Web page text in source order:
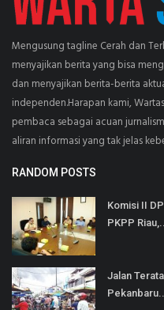
Mengusung tagline Cerah dan
menyajikan berita yang bisa
dan menyajikan berita-berita
independen.Harapan kami,
pembaca sebagai acuan
aliran informasi yang tak jelas
RANDOM POSTS
Komisi II
PKPP Riau,...
Jalan
Pekanbaru...